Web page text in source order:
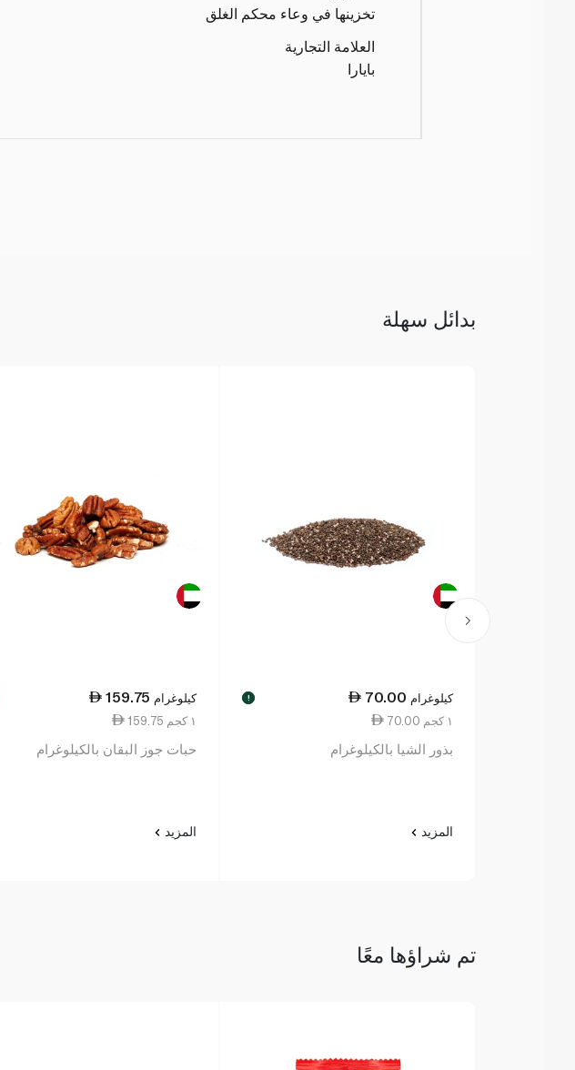
تخزينها في وعاء محكم الغلق
العلامة التجارية
بايارا
بدائل سهلة
70.00 كيلوغرام !
70.00 ١ كجم
بذور الشيا بالكيلوغرام
المزيد
159.75 كيلوغرام
159.75 ١ كجم
حبات جوز البقان بالكيلوغرام
المزيد
تم شراؤها معًا